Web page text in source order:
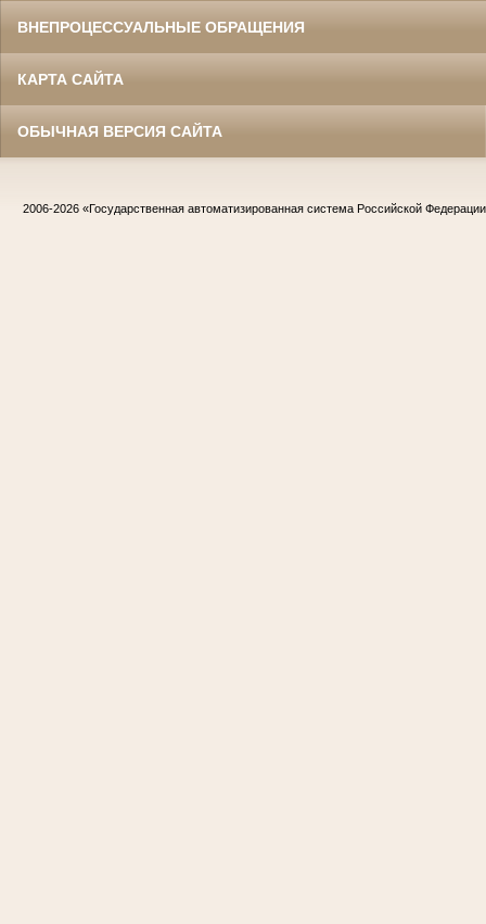
ВНЕПРОЦЕССУАЛЬНЫЕ ОБРАЩЕНИЯ
КАРТА САЙТА
ОБЫЧНАЯ ВЕРСИЯ САЙТА
2006-2026 «Государственная автоматизированная система Российской